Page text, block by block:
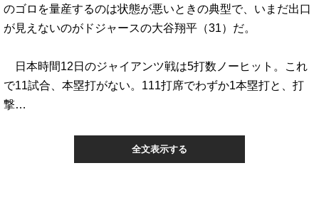
のゴロを量産するのは状態が悪いときの典型で、いまだ出口
が見えないのがドジャースの大谷翔平（31）だ。
日本時間12日のジャイアンツ戦は5打数ノーヒット。これ
で11試合、本塁打がない。111打席でわずか1本塁打と、打
撃…
全文表示する